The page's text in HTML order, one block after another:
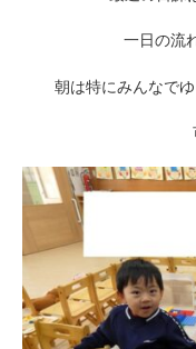
一日の流
朝は特にみんなで